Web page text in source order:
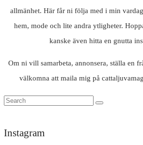
allmänhet. Här får ni följa med i min
hem, mode och lite andra ytligheter.
kanske även hitta en gnutta
Om ni vill samarbeta, annonsera, ställa en
välkomna att maila mig på
Instagram